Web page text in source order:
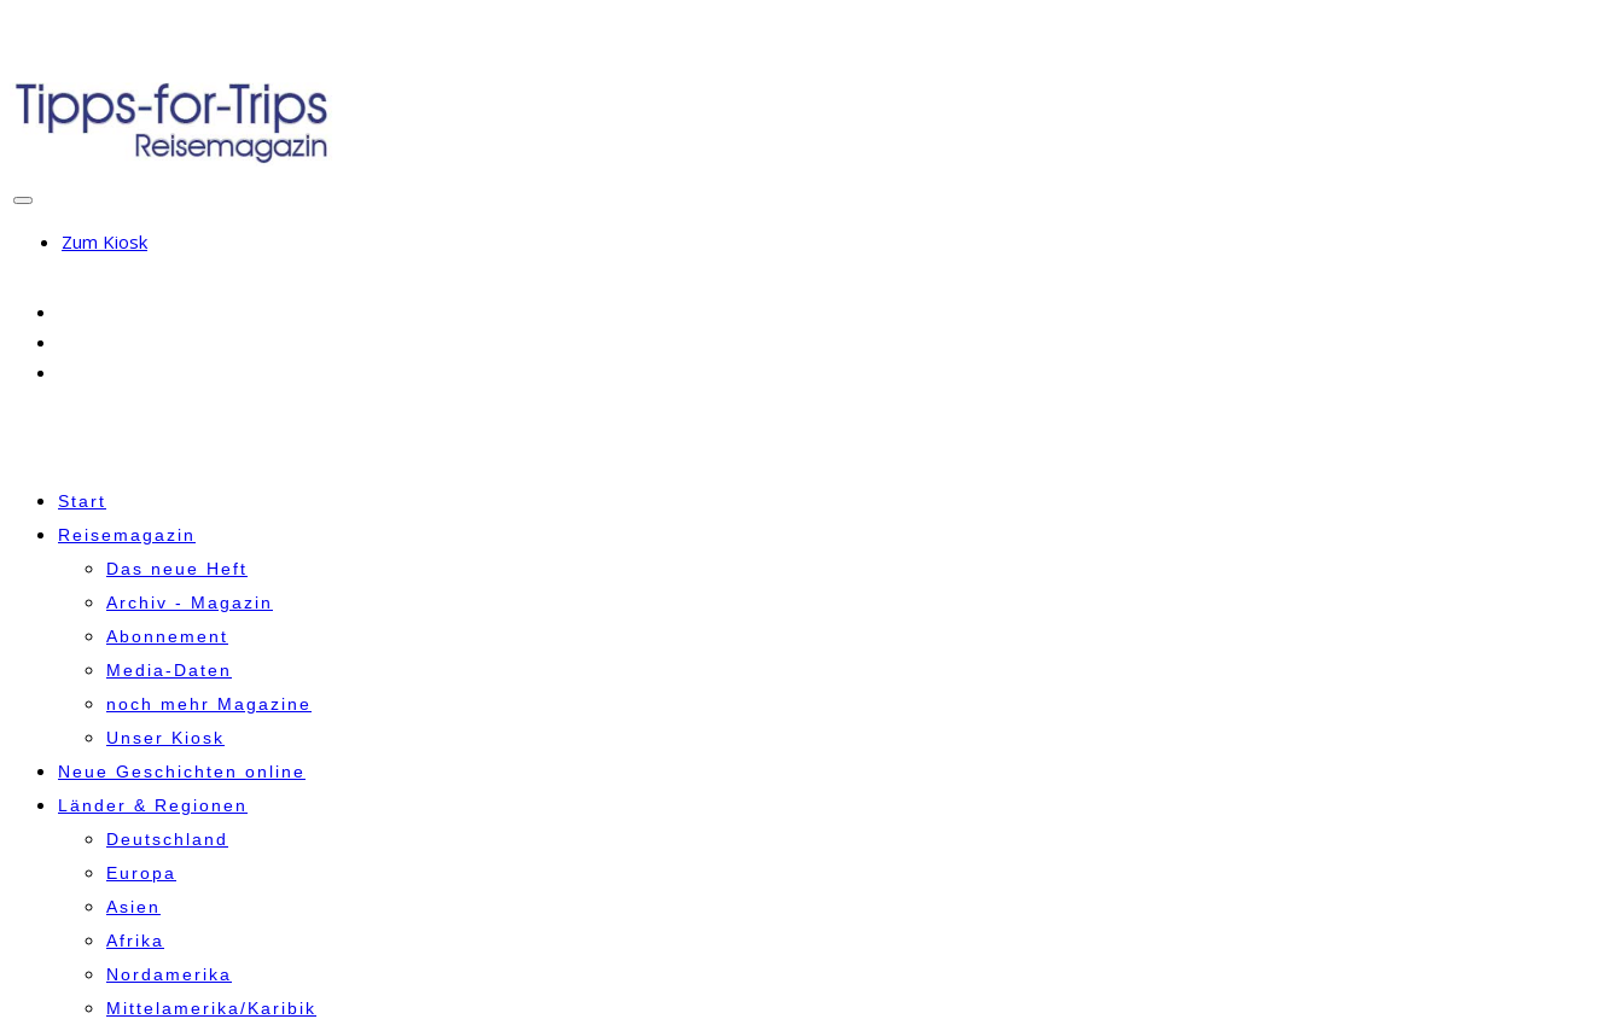
Zum Kiosk
Start
Reisemagazin
Das neue Heft
Archiv - Magazin
Abonnement
Media-Daten
noch mehr Magazine
Unser Kiosk
Neue Geschichten online
Länder & Regionen
Deutschland
Europa
Asien
Afrika
Nordamerika
Mittelamerika/Karibik